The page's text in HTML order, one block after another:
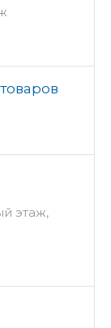
этаж,